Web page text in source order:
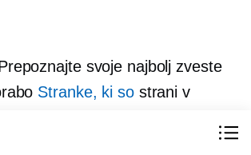
svoje najbolj zveste
Stranke, ki sostrani v